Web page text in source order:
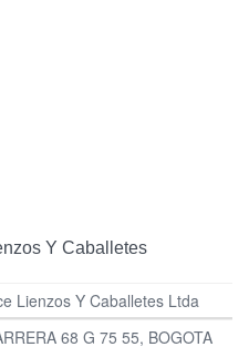
Y Caballetes
Lienzos Y Caballetes Ltda
68 G 75 55, BOGOTA